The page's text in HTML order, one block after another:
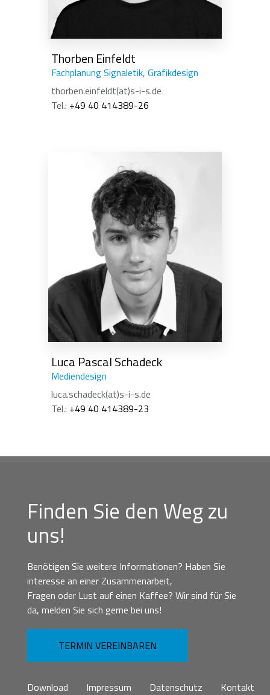
Thorben Einfeldt
Fachplanung Signaletik, Grafikdesign
thorben.einfeldt(at)s-i-s.de
Tel.: +49 40 414389-26
Luca Pascal Schadeck
Mediendesign
luca.schadeck(at)s-i-s.de
Tel.: +49 40 414389-23
Finden Sie den Weg zu
uns!
Benötigen Sie weitere Informationen? Haben Sie
interesse an einer Zusammenarbeit,
Fragen oder Lust auf einen Kaffee? Wir sind für Sie
da, melden Sie sich gerne bei uns!
TERMIN VEREINBAREN
Download Impressum Datenschutz Kontakt